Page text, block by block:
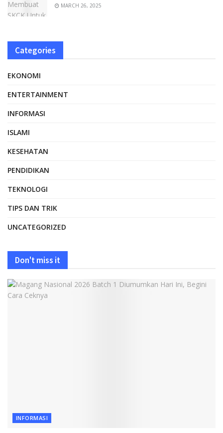
MARCH 26, 2025
Categories
EKONOMI
ENTERTAINMENT
INFORMASI
ISLAMI
KESEHATAN
PENDIDIKAN
TEKNOLOGI
TIPS DAN TRIK
UNCATEGORIZED
Don't miss it
INFORMASI